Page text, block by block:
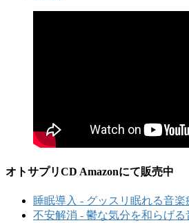
オトサプリCD Amazonにて販売中
睡眠導入 - グッスリ眠れる音楽
不安解消 - 鬱な気分を和らげる